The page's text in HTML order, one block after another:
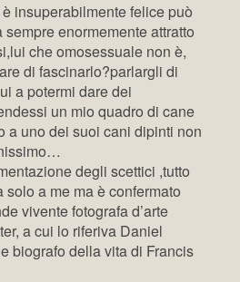
insuperabilmente felice può
enormemente attratto
che omosessuale non è,
di fascinarlo?parlargli di
a potermi dare dei
un mio quadro di cane
a uno dei suoi cani dipinti non
degli scettici ,tutto
a me ma è confermato
vivente fotografa d’arte
a cui lo riferiva Daniel
biografo della vita di Francis